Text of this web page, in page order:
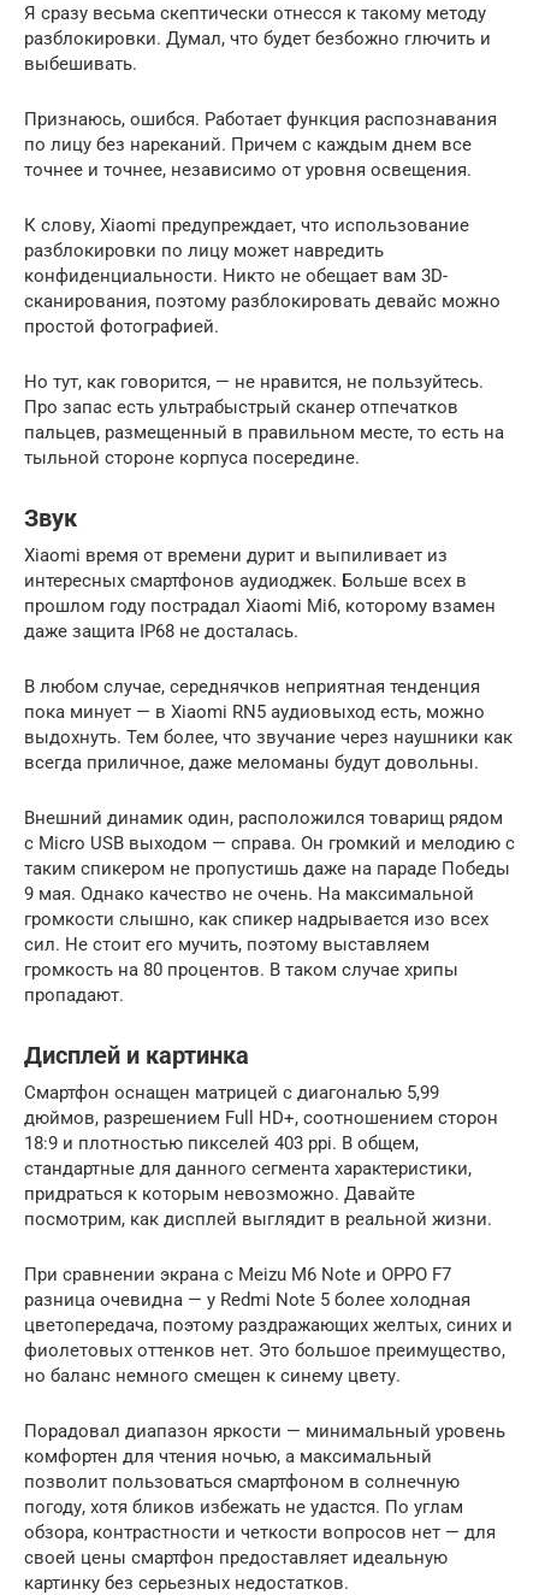
Я сразу весьма скептически отнесся к такому методу
разблокировки. Думал, что будет безбожно глючить и
выбешивать.
Признаюсь, ошибся. Работает функция распознавания
по лицу без нареканий. Причем с каждым днем все
точнее и точнее, независимо от уровня освещения.
К слову, Xiaomi предупреждает, что использование
разблокировки по лицу может навредить
конфиденциальности. Никто не обещает вам 3D-
сканирования, поэтому разблокировать девайс можно
простой фотографией.
Но тут, как говорится, — не нравится, не пользуйтесь.
Про запас есть ультрабыстрый сканер отпечатков
пальцев, размещенный в правильном месте, то есть на
тыльной стороне корпуса посередине.
Звук
Xiaomi время от времени дурит и выпиливает из
интересных смартфонов аудиоджек. Больше всех в
прошлом году пострадал Xiaomi Mi6, которому взамен
даже защита IP68 не досталась.
В любом случае, середнячков неприятная тенденция
пока минует — в Xiaomi RN5 аудиовыход есть, можно
выдохнуть. Тем более, что звучание через наушники как
всегда приличное, даже меломаны будут довольны.
Внешний динамик один, расположился товарищ рядом
с Micro USB выходом — справа. Он громкий и мелодию с
таким спикером не пропустишь даже на параде Победы
9 мая. Однако качество не очень. На максимальной
громкости слышно, как спикер надрывается изо всех
сил. Не стоит его мучить, поэтому выставляем
громкость на 80 процентов. В таком случае хрипы
пропадают.
Дисплей и картинка
Смартфон оснащен матрицей с диагональю 5,99
дюймов, разрешением Full HD+, соотношением сторон
18:9 и плотностью пикселей 403 ppi. В общем,
стандартные для данного сегмента характеристики,
придраться к которым невозможно. Давайте
посмотрим, как дисплей выглядит в реальной жизни.
При сравнении экрана с Meizu M6 Note и OPPO F7
разница очевидна — у Redmi Note 5 более холодная
цветопередача, поэтому раздражающих желтых, синих и
фиолетовых оттенков нет. Это большое преимущество,
но баланс немного смещен к синему цвету.
Порадовал диапазон яркости — минимальный уровень
комфортен для чтения ночью, а максимальный
позволит пользоваться смартфоном в солнечную
погоду, хотя бликов избежать не удастся. По углам
обзора, контрастности и четкости вопросов нет — для
своей цены смартфон предоставляет идеальную
картинку без серьезных недостатков.